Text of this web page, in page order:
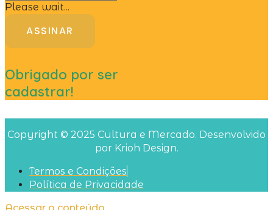
Please wait...
ASSINAR
Obrigado por ser
cadastrar!
Copyright © 2025 Cultura e Mercado. Desenvolvido
por Krioh Design.
Termos e Condições
Política de Privacidade